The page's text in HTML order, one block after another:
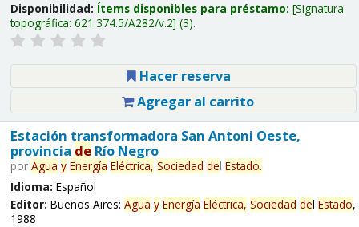
Disponibilidad: Ítems disponibles para préstamo: Signatura
topográfica: 621.374.5/A282/v.2 (3).
Hacer reserva
Agregar al carrito
Estación transformadora San Antoni Oeste,
provincia deRío Negro
por Agua y Energía Eléctrica, Sociedad del Estado.
Idioma: Español
Editor: Buenos Aires: Agua y Energía Eléctrica, Sociedad del Estado,
1988